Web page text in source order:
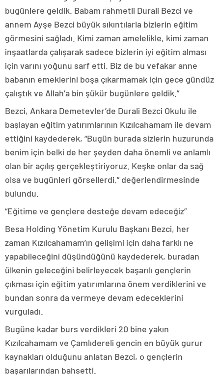
bugünlere geldik. Babam rahmetli Durali Bezci ve
annem Ayşe Bezci büyük sıkıntılarla bizlerin eğitim
görmesini sağladı. Kimi zaman amelelikle, kimi zaman
inşaatlarda çalışarak sadece bizlerin iyi eğitim alması
için varını yoğunu sarf etti. Biz de bu vefakar anne
babanın emeklerini boşa çıkarmamak için gece gündüz
çalıştık ve Allah’a bin şükür bugünlere geldik.”
Bezci, Ankara Demetevler’de Durali Bezci Okulu ile
başlayan eğitim yatırımlarının Kızılcahamam ile devam
ettiğini kaydederek, “Bugün burada sizlerin huzurunda
benim için belki de her şeyden daha önemli ve anlamlı
olan bir açılış gerçekleştiriyoruz. Keşke onlar da sağ
olsa ve bugünleri görsellerdi.” değerlendirmesinde
bulundu.
“Eğitime ve gençlere desteğe devam edeceğiz”
Besa Holding Yönetim Kurulu Başkanı Bezci, her
zaman Kızılcahamam’ın gelişimi için daha farklı ne
yapabileceğini düşündüğünü kaydederek, buradan
ülkenin geleceğini belirleyecek başarılı gençlerin
çıkması için eğitim yatırımlarına önem verdiklerini ve
bundan sonra da vermeye devam edeceklerini
vurguladı.
Bugüne kadar burs verdikleri 20 bine yakın
Kızılcahamam ve Çamlıdereli gencin en büyük gurur
kaynakları olduğunu anlatan Bezci, o gençlerin
başarılarından bahsetti.